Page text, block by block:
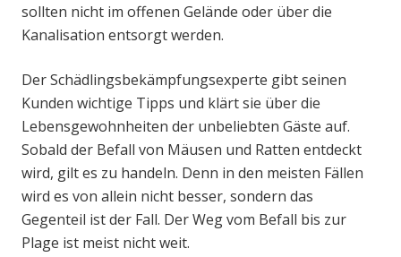
sollten nicht im offenen Gelände oder über die
Kanalisation entsorgt werden.
Der Schädlingsbekämpfungsexperte gibt seinen
Kunden wichtige Tipps und klärt sie über die
Lebensgewohnheiten der unbeliebten Gäste auf.
Sobald der Befall von Mäusen und Ratten entdeckt
wird, gilt es zu handeln. Denn in den meisten Fällen
wird es von allein nicht besser, sondern das
Gegenteil ist der Fall. Der Weg vom Befall bis zur
Plage ist meist nicht weit.